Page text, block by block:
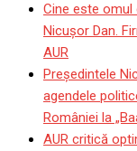
Cine este omul
Nicuşor Dan.
AUR
Președintele
agendele
României la
AUR critică